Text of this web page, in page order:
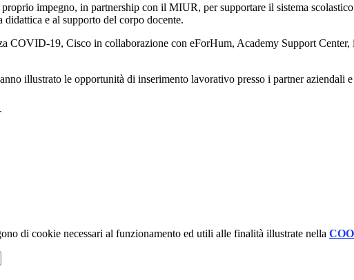
impegno, in partnership con il MIUR, per supportare il sistema
e al supporto del corpo docente.
COVID-19, Cisco in collaborazione con eForHum, Academy Support
illustrato le opportunità di inserimento lavorativo presso i partner aziendali
di cookie necessari al funzionamento ed utili alle finalità illustrate nella